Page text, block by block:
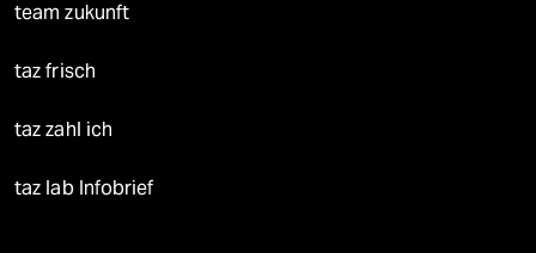
team zukunft
taz frisch
taz zahl ich
taz lab Infobrief